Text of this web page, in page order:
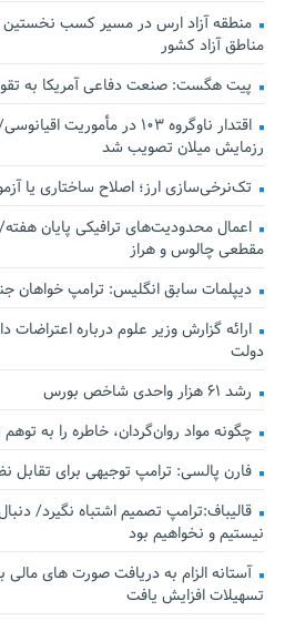
منطقه آزاد ارس در مسیر کسب
مناطق آزاد کشور
پیت هگست: صنعت دفاعی آمریکا به
رزمایش میلان تصویب شد
تک‌نرخی‌سازی ارز؛ اصلاح ساختاری یا
اعمال محدودیت‌های ترافیکی پایان
مقطعی چالوس و هراز
دیپلمات سابق انگلیس:‌ ترامپ خواهان
ارائه گزارش وزیر علوم درباره
دولت
رشد ۶۱ هزار واحدی شاخص بورس
چگونه مواد روان‌گردان، خاطره را به
فارن پالسی: ترامپ توجیهی برای تقابل
قالیباف:ترامپ تصمیم اشتباه نگیرد/
نیستیم و نخواهیم بود
تسهیلات افزایش یافت